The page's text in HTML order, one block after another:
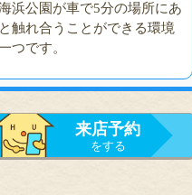
浜公園が車で5分の場所にあ
触れ合うことができる環境
つです。
来店予約
をする